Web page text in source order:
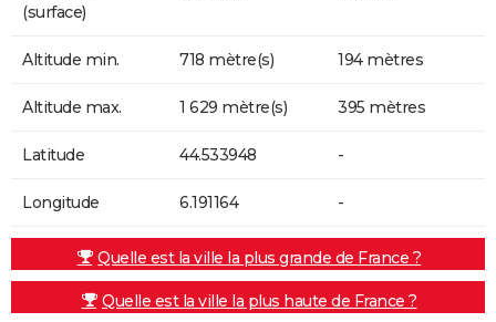
(surface)
Altitude min. 718 mètre(s) 194 mètres
Altitude max. 1 629 mètre(s) 395 mètres
Latitude 44.533948 -
Longitude 6.191164 -
Quelle est la ville la plus grande de France ?
Quelle est la ville la plus haute de France ?